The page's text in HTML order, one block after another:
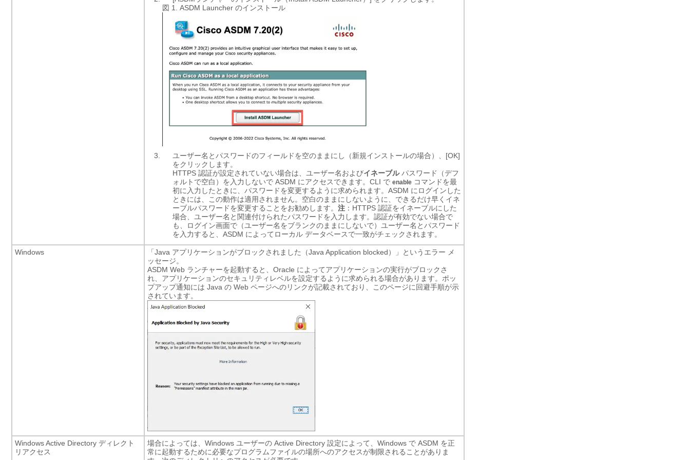
図 1. ASDM Launcher のインストール
ユーザー名とパスワードのフィールドを空のままにし（新規インストールの場合）、[OK]
をクリックします。
HTTPS 認証が設定されていない場合は、ユーザー名およびイネーブルパスワード（デフ
ォルトで空白）を入力しないで ASDM にアクセスできます。 CLI で enable コマンドを最
初に入力したときに、パスワードを変更するように求められます。ASDM にログインした
ときには、この動作は適用されません。空白のままにしないように、できるだけ早くイネ
ーブルパスワードを変更することをお勧めします。 注 ：HTTPS 認証をイネーブルにした
場合、ユーザー名と関連付けられたパスワードを入力します。認証が有効でない場合で
も、ログイン画面で（ユーザー名をブランクのままにしないで）ユーザー名とパスワード
を入力すると、ASDM によってローカル データベースで一致がチェックされます。
Windows
「Java アプリケーションがブロックされました（Java Application blocked）」というエラー メ
ッセージ。
ASDM Web ランチャーを起動すると、Oracle によってアプリケーションの実行がブロックさ
れ、アプリケーションのセキュリティレベルを設定するように求められる場合があります。ポッ
プアップ通知には Java の Web ページへのリンクが記載されており、このページに回避手順が示
されています。
Windows Active Directory ディレクト
リアクセス
場合によっては、Windows ユーザーの Active Directory 設定によって、Windows で ASDM を正
常に起動するために必要なプログラムファイルの場所へのアクセスが制限されることがありま